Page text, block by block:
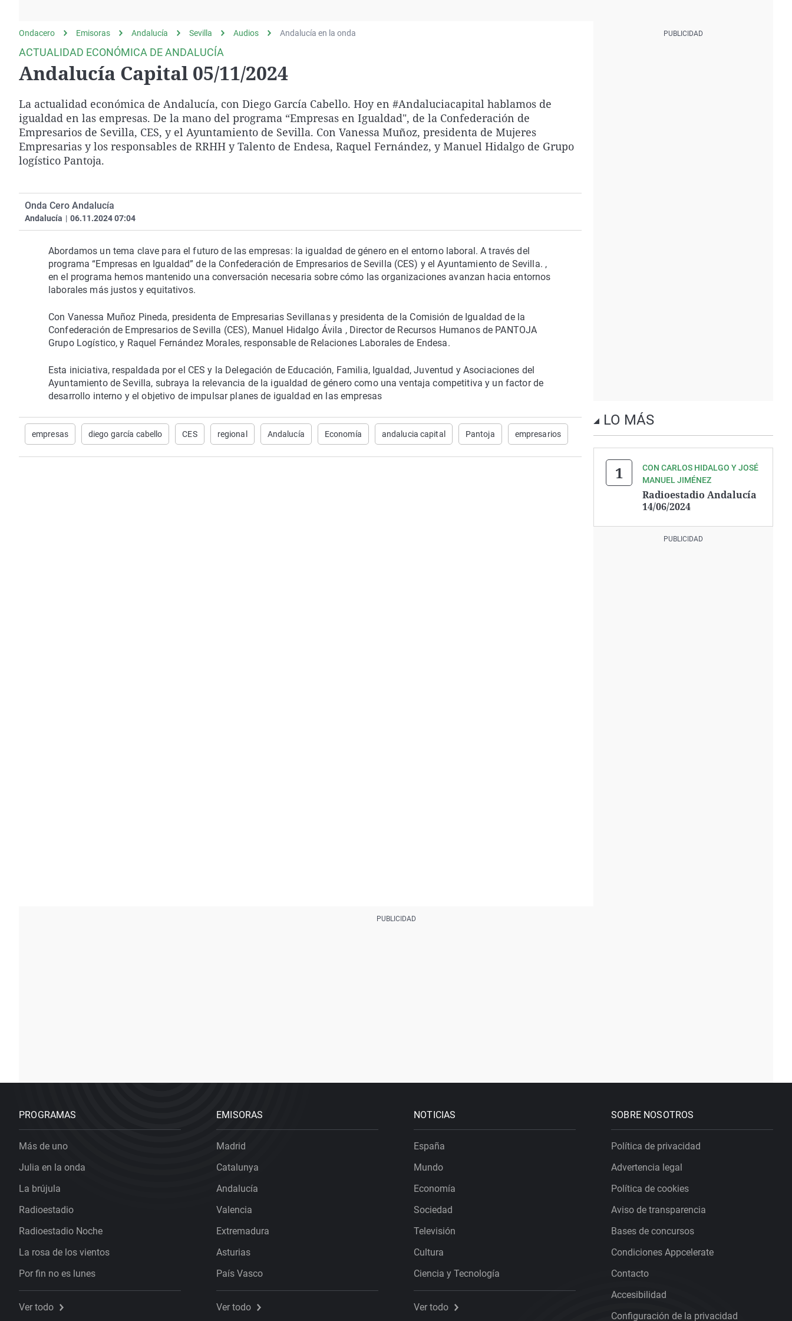
Como el perro y el
gato
Equipo de investigación
Operación Viuda
Negra
La Rioja
Navarra
Ondacero Emisoras Andalucía Sevilla Audios Andalucía en la onda
ACTUALIDAD ECONÓMICA DE ANDALUCÍA
Andalucía Capital 05/11/2024
La actualidad económica de Andalucía, con Diego García Cabello. Hoy en #Andaluciacapital hablamos de
igualdad en las empresas. De la mano del programa “Empresas en Igualdad", de la Confederación de
Empresarios de Sevilla, CES, y el Ayuntamiento de Sevilla. Con Vanessa Muñoz, presidenta de Mujeres
Empresarias y los responsables de RRHH y Talento de Endesa, Raquel Fernández, y Manuel Hidalgo de Grupo
logístico Pantoja.
Onda Cero Andalucía
Andalucía | 06.11.2024 07:04
Abordamos un tema clave para el futuro de las empresas: la igualdad de género en el entorno laboral. A través del
programa “Empresas en Igualdad” de la Confederación de Empresarios de Sevilla (CES) y el Ayuntamiento de Sevilla. ,
en el programa hemos mantenido una conversación necesaria sobre cómo las organizaciones avanzan hacia entornos
laborales más justos y equitativos.
Con Vanessa Muñoz Pineda, presidenta de Empresarias Sevillanas y presidenta de la Comisión de Igualdad de la
Confederación de Empresarios de Sevilla (CES), Manuel Hidalgo Ávila , Director de Recursos Humanos de PANTOJA
Grupo Logístico, y Raquel Fernández Morales, responsable de Relaciones Laborales de Endesa.
Esta iniciativa, respaldada por el CES y la Delegación de Educación, Familia, Igualdad, Juventud y Asociaciones del
Ayuntamiento de Sevilla, subraya la relevancia de la igualdad de género como una ventaja competitiva y un factor de
desarrollo interno y el objetivo de impulsar planes de igualdad en las empresas
empresas diego garcía cabello CES regional Andalucía Economía andalucia capital Pantoja empresarios
LO MÁS
CON CARLOS HIDALGO Y JOSÉ
MANUEL JIMÉNEZ
Radioestadio Andalucía
14/06/2024
PROGRAMAS
Más de uno
Julia en la onda
La brújula
Radioestadio
Radioestadio Noche
La rosa de los vientos
Por fin no es lunes
Ver todo
EMISORAS
Madrid
Catalunya
Andalucía
Valencia
Extremadura
Asturias
País Vasco
Ver todo
NOTICIAS
España
Mundo
Economía
Sociedad
Televisión
Cultura
Ciencia y Tecnología
Ver todo
SOBRE NOSOTROS
Política de privacidad
Advertencia legal
Política de cookies
Aviso de transparencia
Bases de concursos
Condiciones Appcelerate
Contacto
Accesibilidad
Configuración de la privacidad